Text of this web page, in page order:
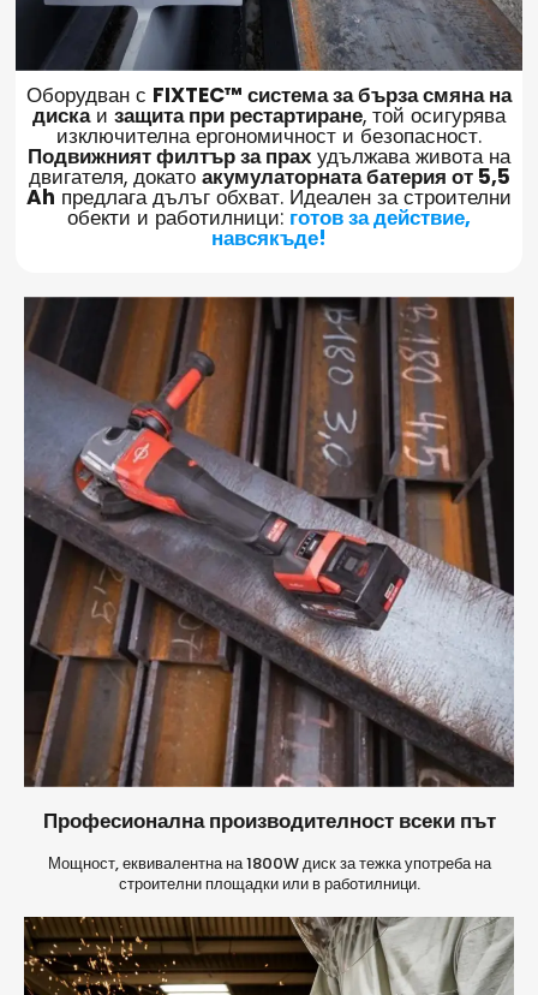
Оборудван с FIXTEC™ система за бърза смяна на
дискаи защита при рестартиране, той осигурява
изключителна ергономичност и безопасност.
Подвижният филтър за прах удължава живота на
двигателя, докато акумулаторната батерия от 5,5
Ah предлага дълъг обхват. Идеален за строителни
обекти и работилници: готов за действие,
навсякъде!
Професионална производителност всеки път
Мощност, еквивалентна на 1800W диск за тежка употреба на
строителни площадки или в работилници.